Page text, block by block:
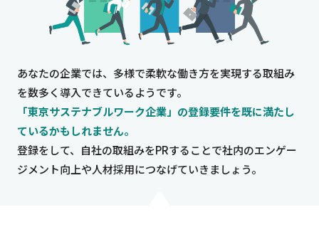
あなたの企業では、多様で柔軟な働き方を実現する取組み
を数多く導入できているようです。
「東京サステナブルワーク企業」の登録要件を既に満たし
ているかもしれません。
登録をして、自社の取組みをPRすることで社内のエンゲー
ジメント向上や人材採用につなげていきましょう。